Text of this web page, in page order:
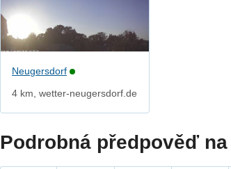
Neugersdorf
4 km, wetter-neugersdorf.de
Podrobná předpověď